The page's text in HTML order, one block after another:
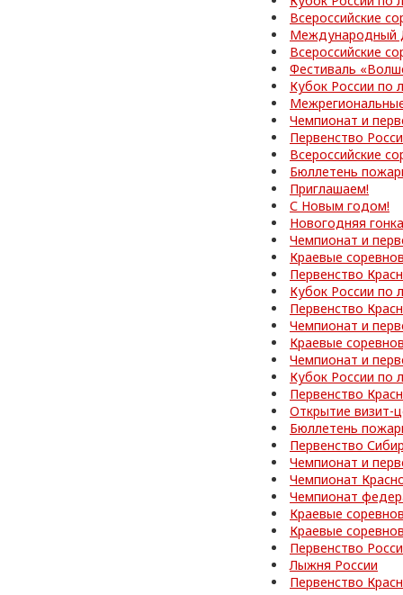
Всероссийские
Международный
Всероссийские
Фестиваль
Кубок России по
Чемпионат и
Первенство
Всероссийские
Бюллетень
Приглашаем!
С Новым годом!
Новогодняя
Чемпионат и
Краевые
Первенство
Кубок России по
Первенство
Чемпионат и
Краевые
Чемпионат и
Кубок России по
Первенство
Открытие визит-
Бюллетень
Первенство
Чемпионат и
Чемпионат
Чемпионат
Краевые
Краевые
Первенство
Лыжня России
Первенство